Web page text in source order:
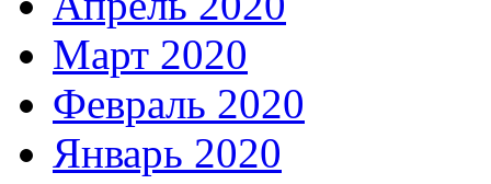
Март 2020
Февраль 2020
Январь 2020